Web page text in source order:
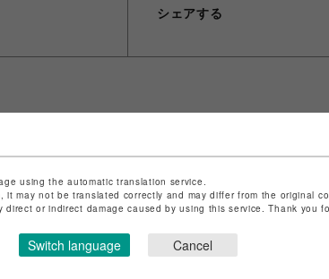
シェアする
ど法令に基づく表記はこちら
using the automatic translation service.
it may not be translated correctly and may differ from the original
or indirect damage caused by using this service. Thank you
Switch language Cancel